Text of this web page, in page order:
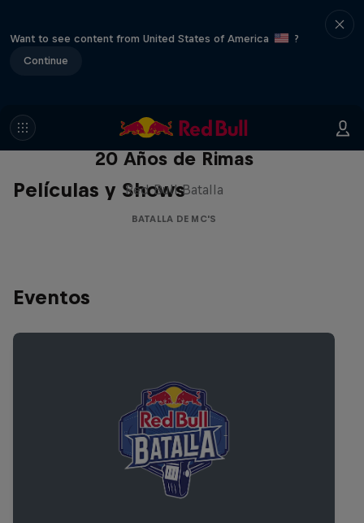
Want to see content from United States of America
?
Continue
Películas y Shows
Red Bull Batalla Nueva Historia:
20 Años de Rimas
Red Bull Batalla
BATALLA DE MC'S
Eventos